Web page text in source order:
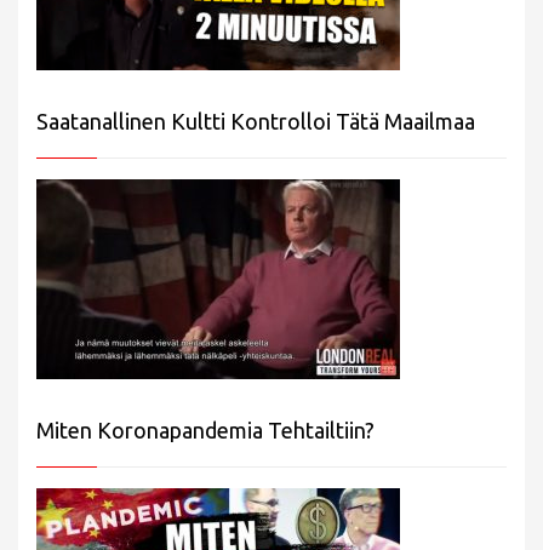
Saatanallinen Kultti Kontrolloi Tätä Maailmaa
Miten Koronapandemia Tehtailtiin?